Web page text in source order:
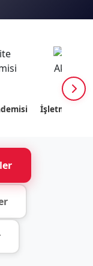
İşletme